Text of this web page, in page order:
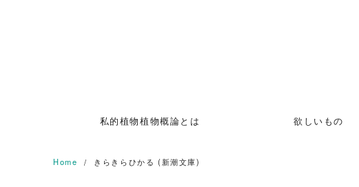
私的植物植物概論とは 欲しいもの
Home きらきらひかる (新潮文庫)